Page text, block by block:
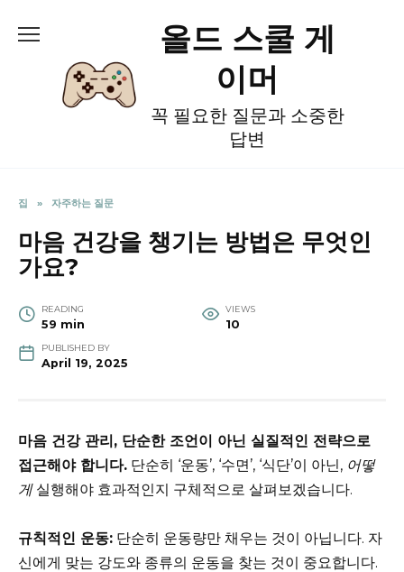
올드 스쿨 게
이머
꼭 필요한 질문과 소중한
답변
집 » 자주하는 질문
마음 건강을 챙기는 방법은 무엇인
가요?
READING
59 min
VIEWS
10
PUBLISHED BY
April 19, 2025
마음 건강 관리, 단순한 조언이 아닌 실질적인 전략으로
접근해야 합니다. 단순히 ‘운동’, ‘수면’, ‘식단’이 아닌, 어떻
게실행해야 효과적인지 구체적으로 살펴보겠습니다.
규칙적인 운동: 단순히 운동량만 채우는 것이 아닙니다. 자
신에게 맞는 강도와 종류의 운동을 찾는 것이 중요합니다.